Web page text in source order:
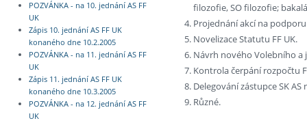
POZVÁNKA - na 10. jednání AS FF
UK
Zápis 10. jednání AS FF UK
konaného dne 10.2.2005
POZVÁNKA - na 11. jednání AS FF
UK
Zápis 11. jednání AS FF UK
konaného dne 10.3.2005
POZVÁNKA - na 12. jednání AS FF
UK
filozofie, SO filozofie;
Projednání akcí na
Novelizace Statutu FF UK.
Návrh nového Volebního a
Kontrola čerpání rozpočtu
Delegování zástupce SK
Různé.